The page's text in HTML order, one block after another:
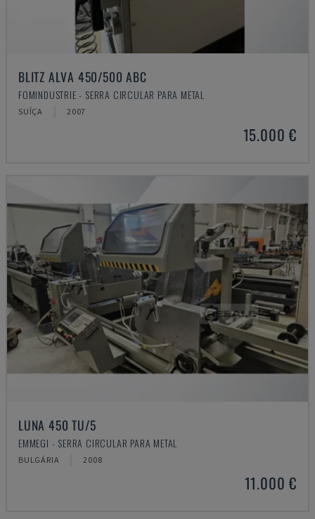
BLITZ ALVA 450/500 ABC
FOMINDUSTRIE - SERRA CIRCULAR PARA METAL
SUÍÇA 2007
15.000 €
LUNA 450 TU/5
EMMEGI - SERRA CIRCULAR PARA METAL
BULGÁRIA 2008
11.000 €